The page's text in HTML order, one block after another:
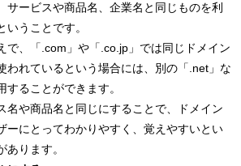
サービスや商品名、企業名と同じものを利
いうことです。
で、「.com」や「.co.jp」では同じドメイン
われているという場合には、別の「.net」な
することができます。
名や商品名と同じにすることで、ドメイン
ーにとってわかりやすく、覚えやすいとい
あります。